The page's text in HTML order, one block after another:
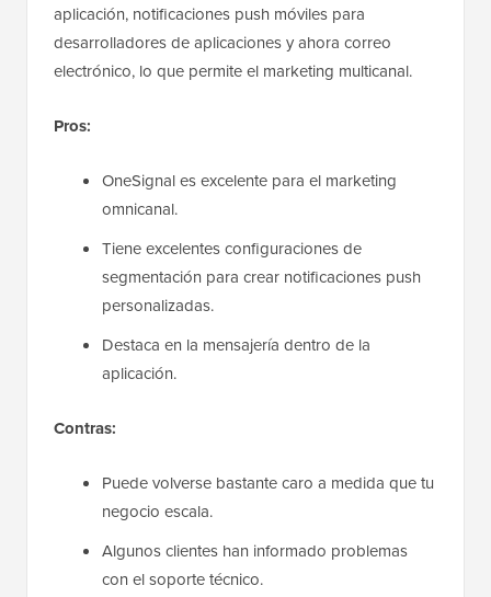
aplicación, notificaciones push móviles para
desarrolladores de aplicaciones y ahora correo
electrónico, lo que permite el marketing multicanal.
Pros:
OneSignal es excelente para el marketing
omnicanal.
Tiene excelentes configuraciones de
segmentación para crear notificaciones push
personalizadas.
Destaca en la mensajería dentro de la
aplicación.
Contras:
Puede volverse bastante caro a medida que tu
negocio escala.
Algunos clientes han informado problemas
con el soporte técnico.